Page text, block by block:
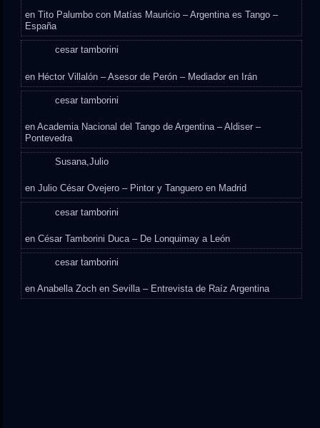
enTito Palumbo con Matías Mauricio – Argentina es Tango –
España
cesar tamborini
en Héctor Villalón – Asesor de Perón – Mediador en Irán
cesar tamborini
enAcademia Nacional del Tango de Argentina – Aldiser –
Pontevedra
Susana,Julio
enJulio César Ovejero – Pintor y Tanguero en Madrid
cesar tamborini
enCésar Tamborini Duca – De Lonquimay a León
cesar tamborini
enAnabella Zoch en Sevilla – Entrevista de Raíz Argentina